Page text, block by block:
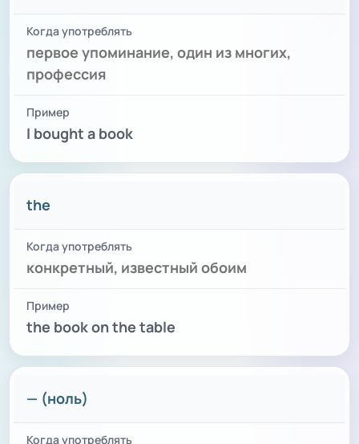
первое упоминание, один из многих,
профессия
I bought a book
the
конкретный, известный обоим
the book on the table
— (ноль)